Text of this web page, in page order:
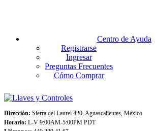
Centro de Ayuda
Registrarse
Ingresar
Preguntas Frecuentes
Cómo Comprar
Dirección: Sierra del Laurel 420, Aguascalientes, México
Horario: L-V 9:00AM-5:00PM PDT